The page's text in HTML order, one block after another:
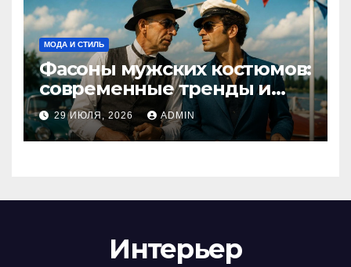
МОДА И СТИЛЬ
Фасоны мужских костюмов:
современные тренды и
классика
29 ИЮЛЯ, 2026 ADMIN
Интерьер